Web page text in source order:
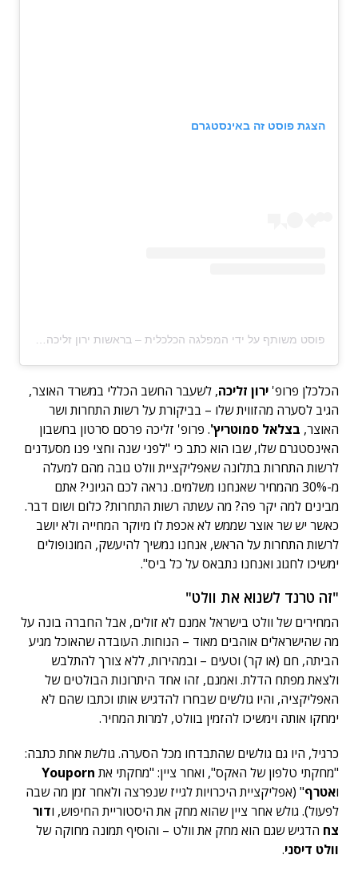
הצגת פוסט זה באינסטגרם
פוסט משותף על ידי ‏‎המפלגה הכלכלית – בראשות ירון זליכה‎‏ (@‏‎hakalkalit‎‏)
הכלכלן פרופ' ירון זליכה, לשעבר החשב הכללי במשרד האוצר,
הגיב לסערה מהזווית שלו – בביקורת על רשות התחרות ושר
האוצר, בצלאל סמוטריץ'. פרופ' זליכה פרסם סרטון בחשבון
האינסטגרם שלו, שבו הוא כתב כי "לפני שנה וחצי פנו מסעדנים
לרשות התחרות בתלונה שאפליקציית וולט גובה מהם למעלה
מ-30% מהמחיר שאנחנו משלמים. נראה לכם הגיוני? אתם
מבינים למה יקר פה? מה עשתה רשות התחרות? כלום ושום דבר.
כאשר יש שר אוצר שממש לא אכפת לו מיוקר המחייה ולא יושב
לרשות התחרות על הראש, אנחנו נמשיך להיעשק, המונופולים
ימשיכו לחגוג ואנחנו נתבאס על כל ביס".
"זה טרנד לשנוא את וולט"
המחירים של וולט בישראל אמנם לא זולים, אבל החברה בונה על
מה שהישראלים אוהבים מאוד – הנוחות. העובדה שהאוכל מגיע
הביתה, חם (או קר) וטעים – ובמהירות, ללא צורך להתלבש
ולצאת מפתח הדלת. ואמנם, זהו אחד היתרונות הבולטים של
האפליקציה, והיו גולשים שבחרו להדגיש אותו וכתבו שהם לא
ימחקו אותה וימשיכו להזמין בוולט, למרות המחיר.
כרגיל, היו גם גולשים שהתבדחו מכל הסערה. גולשת אחת כתבה:
"מחקתי טלפון של האקס", ואחר ציין: "מחקתי את Youporn
ואטרף" (אפליקציית היכרויות לגייז שנפרצה ולאחר זמן מה שבה
לפעול). גולש אחר ציין שהוא מחק את היסטוריית החיפוש, ודור
צח הדגיש שגם הוא מחק את וולט – והוסיף תמונה מחוקה של
וולט דיסני.